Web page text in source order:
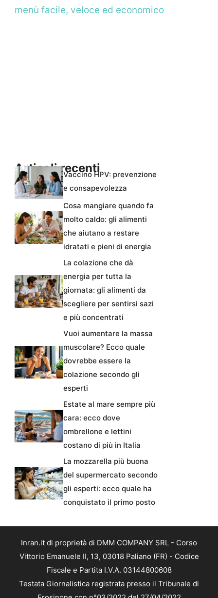
menù facile, veloce ed economico
Articoli recentiVaccino HPV: prevenzione
e consapevolezza
Cosa mangiare quando fa
molto caldo: gli alimenti
che aiutano a restare
idratati e pieni di energia
La colazione che dà
energia per tutta la
giornata: gli alimenti da
scegliere per sentirsi sazi
e più concentrati
Vuoi aumentare la massa
muscolare? Ecco quale
dovrebbe essere la
colazione secondo gli
esperti
Estate al mare sempre più
cara: ecco dove
ombrellone e lettini
costano di più in Italia
La mozzarella più buona
del supermercato secondo
gli esperti: ecco quale ha
conquistato il primo posto
Inran.it di proprietà di DMM COMPANY SRL - Corso
Vittorio Emanuele II, 13, 03018 Paliano (FR) - Codice
Fiscale e Partita I.V.A. 03144800608
Testata Giornalistica registrata presso il Tribunale di